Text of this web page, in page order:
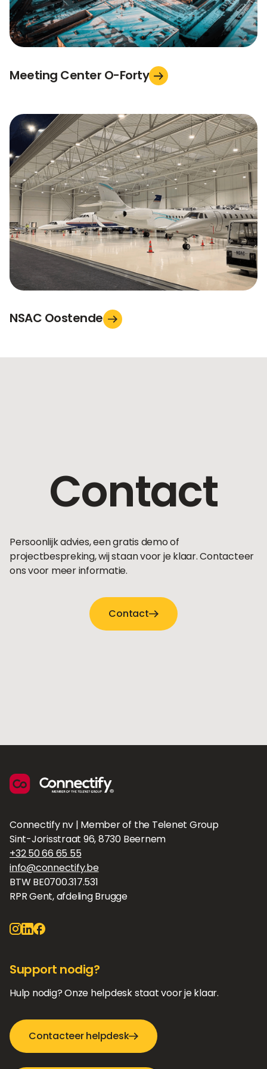
Meeting Center O-Forty
NSAC Oostende
Contact
Persoonlijk advies, een gratis demo of
projectbespreking, wij staan voor je klaar. Contacteer
ons voor meer informatie.
Contact
Connectify nv | Member of the Telenet Group
Sint-Jorisstraat 96, 8730 Beernem
+32 50 66 65 55
info@connectify.be
BTW BE0700.317.531
RPR Gent, afdeling Brugge
Support nodig?
Hulp nodig? Onze helpdesk staat voor je klaar.
Contacteer helpdesk